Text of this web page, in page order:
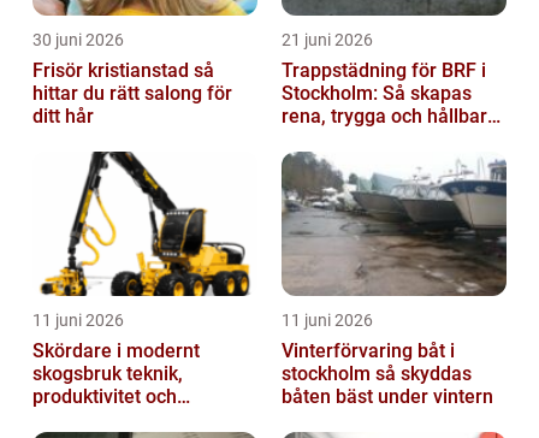
30 juni 2026
Frisör kristianstad så
hittar du rätt salong för
ditt hår
21 juni 2026
Trappstädning för BRF i
Stockholm: Så skapas
rena, trygga och hållbara
11 juni 2026
Skördare i modernt
skogsbruk teknik,
produktivitet och
11 juni 2026
Vinterförvaring båt i
stockholm så skyddas
båten bäst under vintern